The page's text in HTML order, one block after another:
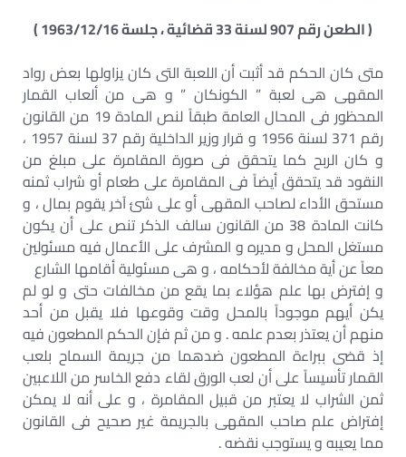
( الطعن رقم 907 لسنة 33 قضائية ، جلسة 1963/12/16 )
متى كان الحكم قد أثبت أن اللعبة التى كان يزاولها بعض رواد
المقهى هى لعبة ” الكونكان ” و هى من ألعاب القمار
المحظور فى المحال العامة طبقاً لنص المادة 19 من القانون
رقم 371 لسنة 1956 و قرار وزير الداخلية رقم 37 لسنة 1957 ،
و كان الربح كما يتحقق فى صورة المقامرة على مبلغ من
النقود قد يتحقق أيضاً فى المقامرة على طعام أو شراب ثمنه
مستحق الأداء لصاحب المقهى أو على شئ آخر يقوم بمال ، و
كانت المادة 38 من القانون سالف الذكر تنص على أن يكون
مستغل المحل و مديره و المشرف على الأعمال فيه مسئولين
معاً عن أية مخالفة لأحكامه ، و هى مسئولية أقامها الشارع
و إفترض بها علم هؤلاء بما يقع من مخالفات حتى و لو لم
يكن أيهم موجوداً بالمحل وقت وقوعها فلا يقبل من أحد
منهم أن يعتذر بعدم علمه . و من ثم فإن الحكم المطعون فيه
إذ قضى ببراءة المطعون ضدهما من جريمة السماح بلعب
القمار تأسيساً على أن لعب الورق لقاء دفع الخاسر من اللاعبين
ثمن الشراب لا يعتبر من قبيل المقامرة ، و على أنه لا يمكن
إفتراض علم صاحب المقهى بالجريمة غير صحيح فى القانون
مما يعيبه و يستوجب نقضه .